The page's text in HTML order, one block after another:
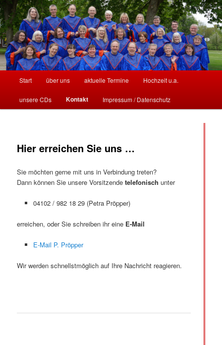
Stormarn
Zum
Inhalt
Zum
sekundären
wechseln
Start über uns aktuelle Termine Hochzeit u.a.
unsere CDs Kontakt Impressum / Datenschutz
Hier erreichen Sie uns …
Sie möchten gerne mit uns in Verbindung treten?
Dann können Sie unsere Vorsitzendetelefonisch unter
04102 / 982 18 29 (Petra Pröpper)
erreichen, oder Sie schreiben ihr eine E-Mail
E-Mail P. Pröpper
Wir werden schnellstmöglich auf Ihre Nachricht reagieren.